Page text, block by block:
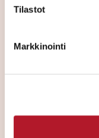
Tilastot
Markkinointi
Kulta- ja
hopea, myös
1900-luvun
myös ilman
Arvostettuja
Tapio
Tynell, Björn
Kaipiainen,